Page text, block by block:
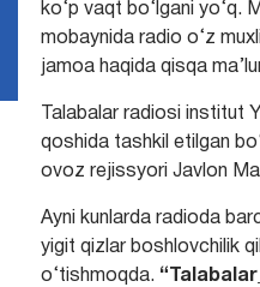
ko‘p vaqt bo‘lgani yo‘q.
mobaynida radio o‘z
jamoa haqida qisqa
Talabalar radiosi institut
qoshida tashkil etilgan
ovoz rejissyori Javlon
Ayni kunlarda radioda
yigit qizlar boshlovchilik
o‘tishmoqda.